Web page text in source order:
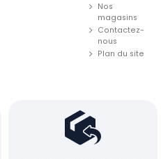
Nos
magasins
Contactez-
nous
Plan du site